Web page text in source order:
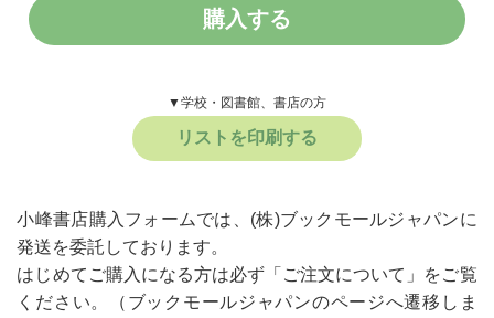
購入する
▼学校・図書館、書店の方
リストを印刷する
小峰書店購入フォームでは、(株)ブックモールジャパンに
発送を委託しております。
はじめてご購入になる方は必ず 「ご注文について」 をご覧
ください。
（ブックモールジャパンのページへ遷移しま